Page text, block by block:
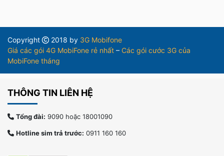
Copyright 2018 by 3G Mobifone
Giá các gói 4G MobiFone rẻ nhất – Các gói cước 3G của
MobiFone tháng
THÔNG TIN LIÊN HỆ
Tổng đài: 9090 hoặc 18001090
Hotline sim trả trước: 0911 160 160